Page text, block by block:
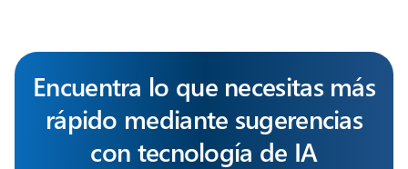
Encuentra lo que necesitas más
rápido mediante sugerencias
con tecnología de IA